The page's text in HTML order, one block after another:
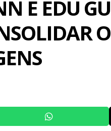
E EDU